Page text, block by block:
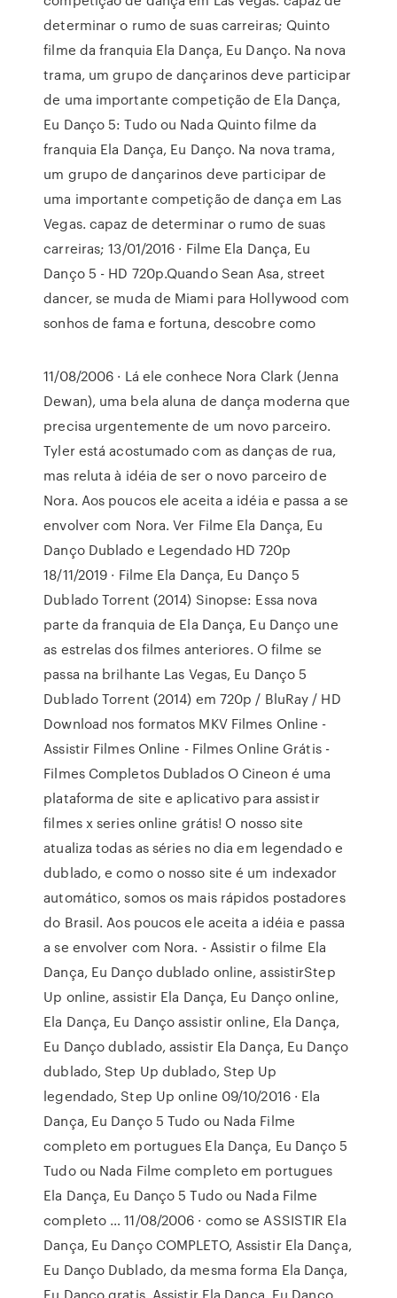
determinar o rumo de suas carreiras; Quinto
filme da franquia Ela Dança, Eu Danço. Na nova
trama, um grupo de dançarinos deve participar
de uma importante competição de Ela Dança,
Eu Danço 5: Tudo ou Nada Quinto filme da
franquia Ela Dança, Eu Danço. Na nova trama,
um grupo de dançarinos deve participar de
uma importante competição de dança em Las
Vegas. capaz de determinar o rumo de suas
carreiras; 13/01/2016 · Filme Ela Dança, Eu
Danço 5 - HD 720p.Quando Sean Asa, street
dancer, se muda de Miami para Hollywood com
sonhos de fama e fortuna, descobre como
11/08/2006 · Lá ele conhece Nora Clark (Jenna
Dewan), uma bela aluna de dança moderna que
precisa urgentemente de um novo parceiro.
Tyler está acostumado com as danças de rua,
mas reluta à idéia de ser o novo parceiro de
Nora. Aos poucos ele aceita a idéia e passa a se
envolver com Nora. Ver Filme Ela Dança, Eu
Danço Dublado e Legendado HD 720p
18/11/2019 · Filme Ela Dança, Eu Danço 5
Dublado Torrent (2014) Sinopse: Essa nova
parte da franquia de Ela Dança, Eu Danço une
as estrelas dos filmes anteriores. O filme se
passa na brilhante Las Vegas, Eu Danço 5
Dublado Torrent (2014) em 720p / BluRay / HD
Download nos formatos MKV Filmes Online -
Assistir Filmes Online - Filmes Online Grátis -
Filmes Completos Dublados O Cineon é uma
plataforma de site e aplicativo para assistir
filmes x series online grátis! O nosso site
atualiza todas as séries no dia em legendado e
dublado, e como o nosso site é um indexador
automático, somos os mais rápidos postadores
do Brasil. Aos poucos ele aceita a idéia e passa
a se envolver com Nora. - Assistir o filme Ela
Dança, Eu Danço dublado online, assistirStep
Up online, assistir Ela Dança, Eu Danço online,
Ela Dança, Eu Danço assistir online, Ela Dança,
Eu Danço dublado, assistir Ela Dança, Eu Danço
dublado, Step Up dublado, Step Up
legendado, Step Up online 09/10/2016 · Ela
Dança, Eu Danço 5 Tudo ou Nada Filme
completo em portugues Ela Dança, Eu Danço 5
Tudo ou Nada Filme completo em portugues
Ela Dança, Eu Danço 5 Tudo ou Nada Filme
completo … 11/08/2006 · como se ASSISTIR Ela
Dança, Eu Danço COMPLETO, Assistir Ela Dança,
Eu Danço Dublado, da mesma forma Ela Dança,
Eu Danço gratis, Assistir Ela Dança, Eu Danço